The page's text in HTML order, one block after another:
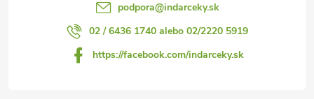
podpora@indarceky.sk
02 / 6436 1740 alebo 02/2220 5919
https://facebook.com/indarceky.sk